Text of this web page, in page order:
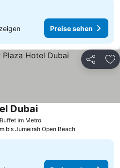
Preise sehen
Teilen
im Metro
Dubai
bis Jumeirah Open Beach